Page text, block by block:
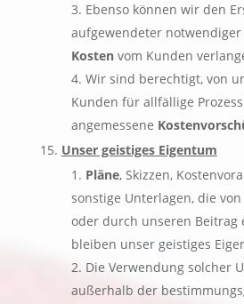
Ebenso können wir den
aufgewendeter
Kosten vom Kunden
Wir sind berechtigt, von
Kunden für allfällige
angemessene
Unser geistiges Eigentum
Pläne, Skizzen,
sonstige Unterlagen, die
oder durch unseren Beitrag
bleiben unser geistiges
Die Verwendung solcher
außerhalb der